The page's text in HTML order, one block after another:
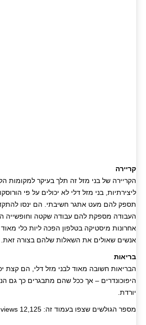
קריירה
הקריירה של בני מזל זה תלך בעיקר למקומות
ליצירתיות, בני מזל דלי לא יכולים על פי
תספק להם מעט אתגר חשיבתי. הם ינסו
העבודה מספקת להם עבודה שקטה וחופשייה
אחרונות מיסטיקה בטלפון הפכה ליות כלי מאוד
אנשים שאולים את השאלות שלהם בצורה זאת.
בריאות
הבריאות חשובה מאוד לבני מזל דלי, הם קצת
היפוכונדרים – אך ככל שהם מתבגרים כך גם
יורדת.
מספר הגולשים שצפו בעמוד זה: 12,125 views